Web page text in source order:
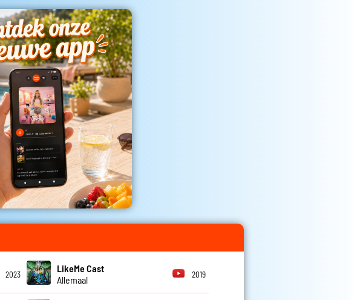
2023
LikeMe Cast
Allemaal
2019